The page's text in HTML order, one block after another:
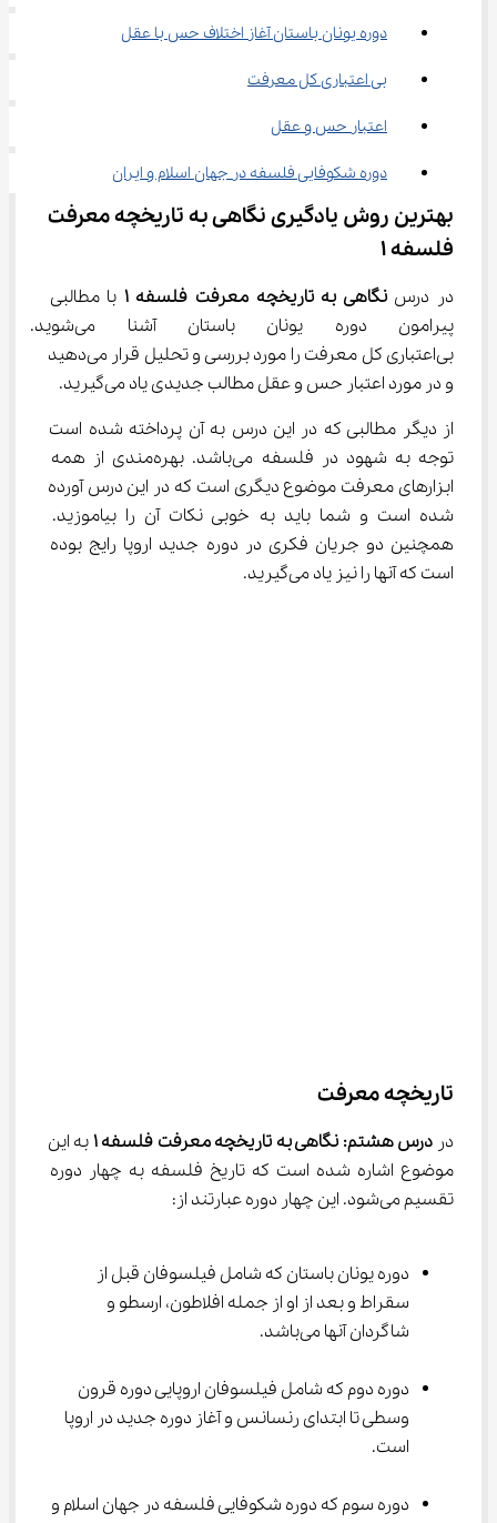
دوره یونان باستان آغاز اختلاف حس با عقل
بی اعتباری کل معرفت
اعتبار حس و عقل
دوره شکوفایی فلسفه در جهان اسلام و ایران
بهترین روش یادگیری نگاهی به تاریخچه معرفت
فلسفه ۱
در درس نگاهی به تاریخچه معرفت فلسفه ۱ با مطالبی
پیرامون دوره یونان
بی‌اعتباری کل معرفت را مورد بررسی و تحلیل قرار می‌دهید
و در مورد اعتبار حس و عقل مطالب جدیدی یاد می‌گیرید.
از دیگر مطالبی که در این درس به آن پرداخته شده است
توجه به شهود در فلسفه می‌باشد. بهره‌مندی از همه
ابزارهای معرفت موضوع دیگری است که در این درس آورده
شده است و شما باید به خوبی نکات آن را بیاموزید.
همچنین دو جریان فکری در دوره جدید اروپا رایج بوده
است که آنها را نیز یاد می‌گیرید.
تاریخچه معرفت
در درس هشتم: نگاهی به تاریخچه معرفت فلسفه ۱ به این
موضوع اشاره شده است که تاریخ فلسفه به چهار دوره
تقسیم می‌شود. این چهار دوره عبارتند از:
دوره یونان باستان که شامل فیلسوفان قبل از
سقراط و بعد از او از جمله افلاطون، ارسطو و
شاگردان آنها می‌باشد.
دوره دوم که شامل فیلسوفان اروپایی دوره قرون
وسطی تا ابتدای رنسانس و آغاز دوره جدید در اروپا
است.
دوره سوم که دوره شکوفایی فلسفه در جهان اسلام و